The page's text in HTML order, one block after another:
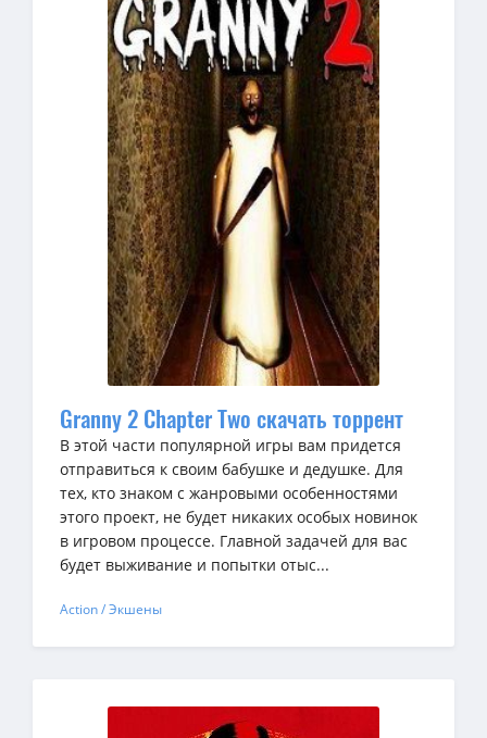
Granny 2 Chapter Two скачать торрент
В этой части популярной игры вам придется
отправиться к своим бабушке и дедушке. Для
тех, кто знаком с жанровыми особенностями
этого проект, не будет никаких особых новинок
в игровом процессе. Главной задачей для вас
будет выживание и попытки отыс...
Action / Экшены